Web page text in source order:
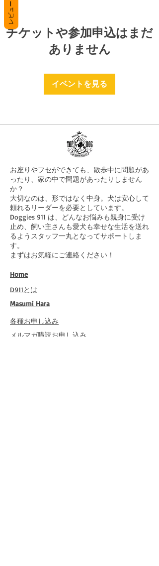
チケットや参加申込はまだ
ありません
イベントを見る
お座りやフセができても、散歩中に問題があ
ったり、家の中で問題があったりしません
か？
大切なのは、形ではなく中身。犬は安心して
頼れるリーダーを必要としています。
Doggies 911 は、どんなお悩みも親身に受け
止め、飼い主さんも愛犬も幸せな生活を送れ
るようスタッフ一丸となってサポートしま
す。
まずはお気軽にご連絡ください！
Home
​D911とは
​Masumi Hara
​各種お申し込み
​メルマガ購読お申し込み
レビュー